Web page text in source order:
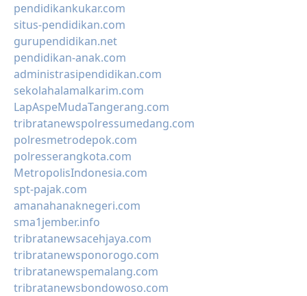
pendidikankukar.com
situs-pendidikan.com
gurupendidikan.net
pendidikan-anak.com
administrasipendidikan.com
sekolahalamalkarim.com
LapAspeMudaTangerang.com
tribratanewspolressumedang.com
polresmetrodepok.com
polresserangkota.com
MetropolisIndonesia.com
spt-pajak.com
amanahanaknegeri.com
sma1jember.info
tribratanewsacehjaya.com
tribratanewsponorogo.com
tribratanewspemalang.com
tribratanewsbondowoso.com